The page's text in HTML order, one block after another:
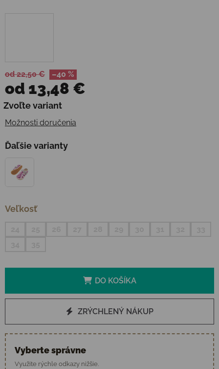
od 22,50 € –40 %
od 13,48 €
Jednotková cena:
Zvoľte variant
Možnosti doručenia
Ďaľšie varianty
Veľkosť
DO KOŠÍKA
ZRÝCHLENÝ NÁKUP
Vyberte správne
Využite rýchle odkazy nižšie.